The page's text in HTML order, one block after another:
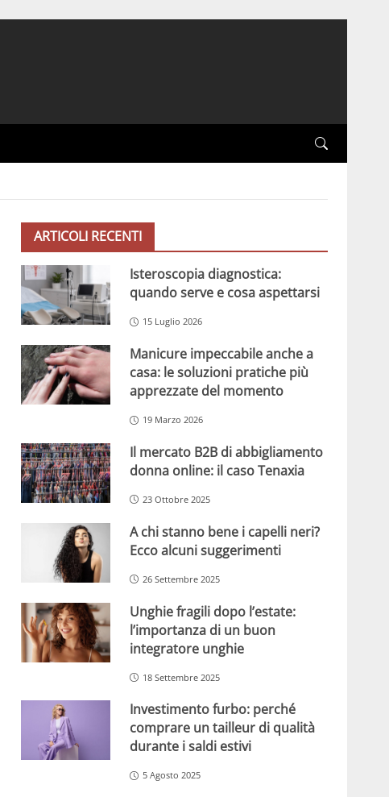
ARTICOLI RECENTI
Isteroscopia diagnostica:
quando serve e cosa aspettarsi
15 Luglio 2026
Manicure impeccabile anche a
casa: le soluzioni pratiche più
apprezzate del momento
19 Marzo 2026
Il mercato B2B di abbigliamento
donna online: il caso Tenaxia
23 Ottobre 2025
A chi stanno bene i capelli neri?
Ecco alcuni suggerimenti
26 Settembre 2025
Unghie fragili dopo l’estate:
l’importanza di un buon
integratore unghie
18 Settembre 2025
Investimento furbo: perché
comprare un tailleur di qualità
durante i saldi estivi
5 Agosto 2025